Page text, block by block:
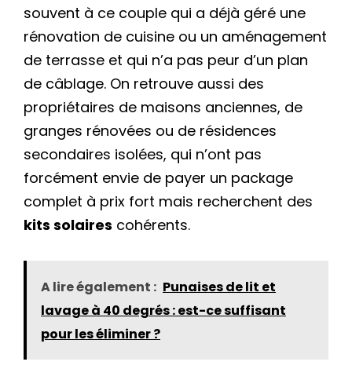
souvent à ce couple qui a déjà géré une
rénovation de cuisine ou un aménagement
de terrasse et qui n’a pas peur d’un plan
de câblage. On retrouve aussi des
propriétaires de maisons anciennes, de
granges rénovées ou de résidences
secondaires isolées, qui n’ont pas
forcément envie de payer un package
complet à prix fort mais recherchent des
kits solaires cohérents.
A lire également : Punaises de lit et
lavage à 40 degrés : est-ce suffisant
pour les éliminer ?